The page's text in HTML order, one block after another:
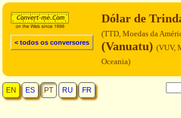
< todos os conversores
Dólar de
(TTD, Moedas da
(Vanuatu) (VUV,
Oceania)
EN ES PT RU FR